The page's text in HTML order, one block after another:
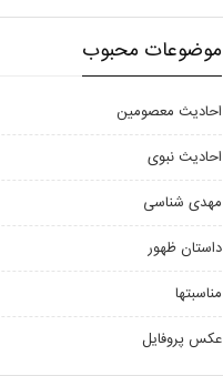
موضوعات محبوب
احادیث معصومین
احادیث نبوی
مهدی شناسی
داستان ظهور
مناسبتها
عکس پروفایل